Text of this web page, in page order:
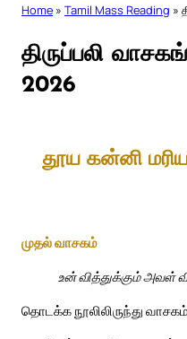
Home » Tamil Mass Reading »
திருப்பலி
2026
தூய கன்னி
முதல் வாசகம்
உன் வித்துக்கும் அவள்
தொடக்க நூலிலிருந்து